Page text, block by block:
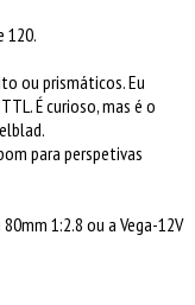
120.
ou prismáticos. Eu
É curioso, mas é o
para perspetivas
80mm 1:2.8 ou a Vega-12V